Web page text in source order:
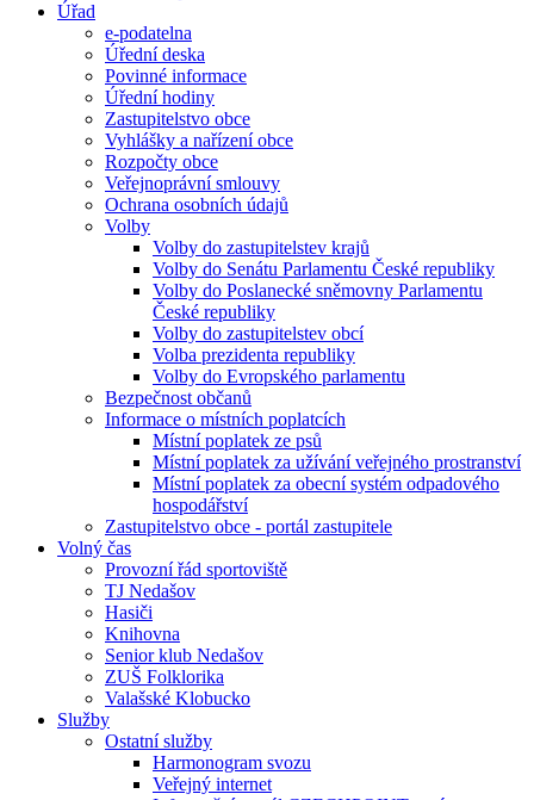
Úřad
e-podatelna
Úřední deska
Povinné informace
Úřední hodiny
Zastupitelstvo obce
Vyhlášky a nařízení obce
Rozpočty obce
Veřejnoprávní smlouvy
Ochrana osobních údajů
Volby
Volby do zastupitelstev krajů
Volby do Senátu Parlamentu České republiky
Volby do Poslanecké sněmovny Parlamentu
České republiky
Volby do zastupitelstev obcí
Volba prezidenta republiky
Volby do Evropského parlamentu
Bezpečnost občanů
Informace o místních poplatcích
Místní poplatek ze psů
Místní poplatek za užívání veřejného prostranství
Místní poplatek za obecní systém odpadového
hospodářství
Zastupitelstvo obce - portál zastupitele
Volný čas
Provozní řád sportoviště
TJ Nedašov
Hasiči
Knihovna
Senior klub Nedašov
ZUŠ Folklorika
Valašské Klobucko
Služby
Ostatní služby
Harmonogram svozu
Veřejný internet